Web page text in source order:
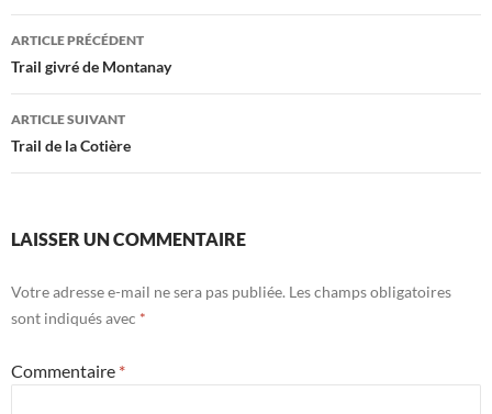
Navigation
des
articles
ARTICLE PRÉCÉDENT
Trail givré de Montanay
ARTICLE SUIVANT
Trail de la Cotière
LAISSER UN COMMENTAIRE
Votre adresse e-mail ne sera pas publiée. Les champs obligatoires
sont indiqués avec *
Commentaire *